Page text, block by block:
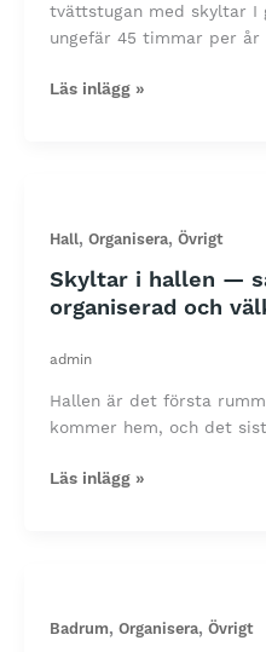
tvättstugan med skyltar I
ungefär 45 timmar per år
Kan
tvättstugan?
Läs inlägg »
Hall, Organisera, Övrigt
Skyltar i hallen —
organiserad och
admin
Hallen är det första
kommer hem, och det
Skyltar
du
Läs inlägg »
Badrum, Organisera, Övrigt